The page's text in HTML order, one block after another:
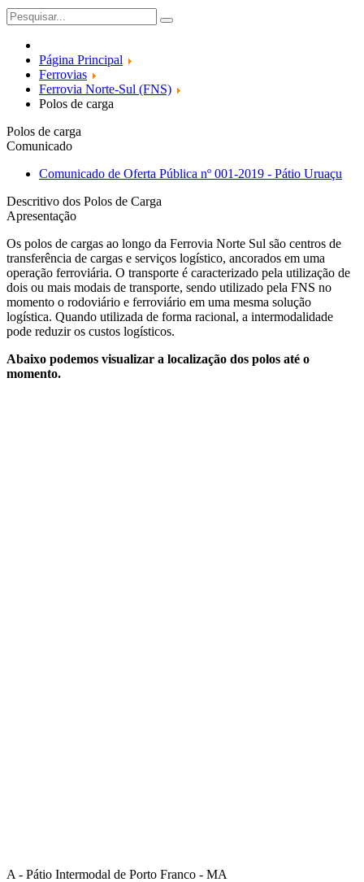
Página Principal
Ferrovias
Ferrovia Norte-Sul (FNS)
Polos de carga
Polos de carga
Comunicado
Comunicado de Oferta Pública nº 001-2019 - Pátio Uruaçu
Descritivo dos Polos de Carga
Apresentação
Os polos de cargas ao longo da Ferrovia Norte Sul são centros de
transferência de cargas e serviços logístico, ancorados em uma
operação ferroviária. O transporte é caracterizado pela utilização de
dois ou mais modais de transporte, sendo utilizado pela FNS no
momento o rodoviário e ferroviário em uma mesma solução
logística. Quando utilizada de forma racional, a intermodalidade
pode reduzir os custos logísticos.
Abaixo podemos visualizar a localização dos polos até o
momento.
A - Pátio Intermodal de Porto Franco - MA